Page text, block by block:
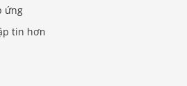
ứng
tin hơn